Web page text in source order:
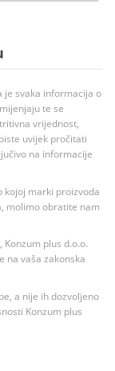
je svaka informacija o
te se
vrijednost,
uvijek pročitati
na informacije
kojoj marki proizvoda
molimo obratite nam
plus d.o.o.
na vaša zakonska
a nije ih dozvoljeno
Konzum plus